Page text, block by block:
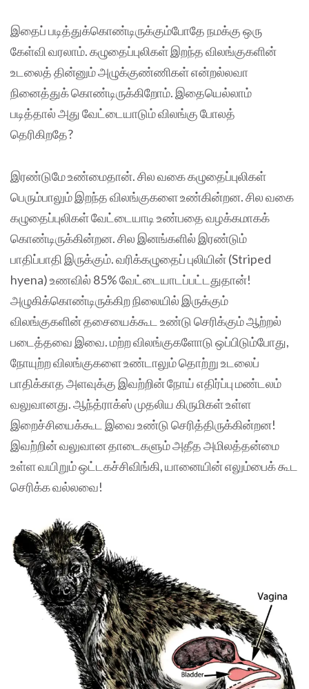
இதைப் படித்துக்கொண்டிருக்கும்போதே நமக்கு ஒரு
கேள்வி வரலாம். கழுதைப்புலிகள் இறந்த விலங்குகளின்
உடலைத் தின்னும் அழுக்குண்ணிகள் என்றல்லவா
நினைத்துக் கொண்டிருக்கிறோம். இதையெல்லாம்
படித்தால் அது வேட்டையாடும் விலங்கு போலத்
தெரிகிறதே?
இரண்டுமே உண்மைதான். சில வகை கழுதைப்புலிகள்
பெரும்பாலும் இறந்த விலங்குகளை உண்கின்றன. சில வகை
கழுதைப்புலிகள் வேட்டையாடி உண்பதை வழக்கமாகக்
கொண்டிருக்கின்றன. சில இனங்களில் இரண்டும்
பாதிப்பாதி இருக்கும். வரிக்கழுதைப் புலியின் (Striped
hyena) உணவில் 85% வேட்டையாடப்பட்டதுதான்!
அழுகிக்கொண்டிருக்கிற நிலையில் இருக்கும்
விலங்குகளின் தசையைக்கூட உண்டு செரிக்கும் ஆற்றல்
படைத்தவை இவை. மற்ற விலங்குகளோடு ஒப்பிடும்போது,
நோயுற்ற விலங்குகளை உண்டாலும் தொற்று உடலைப்
பாதிக்காத அளவுக்கு இவற்றின் நோய் எதிர்ப்பு மண்டலம்
வலுவானது. ஆந்த்ராக்ஸ் முதலிய கிருமிகள் உள்ள
இறைச்சியைக்கூட இவை உண்டு செரித்திருக்கின்றன!
இவற்றின் வலுவான தாடைகளும் அதீத அமிலத்தன்மை
உள்ள வயிறும் ஒட்டகச்சிவிங்கி, யானையின் எலும்பைக் கூட
செரிக்க வல்லவை!